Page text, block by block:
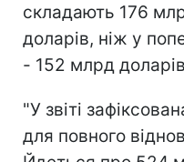
складають 176
доларів, ніж у
- 152 млрд
"У звіті
для повного